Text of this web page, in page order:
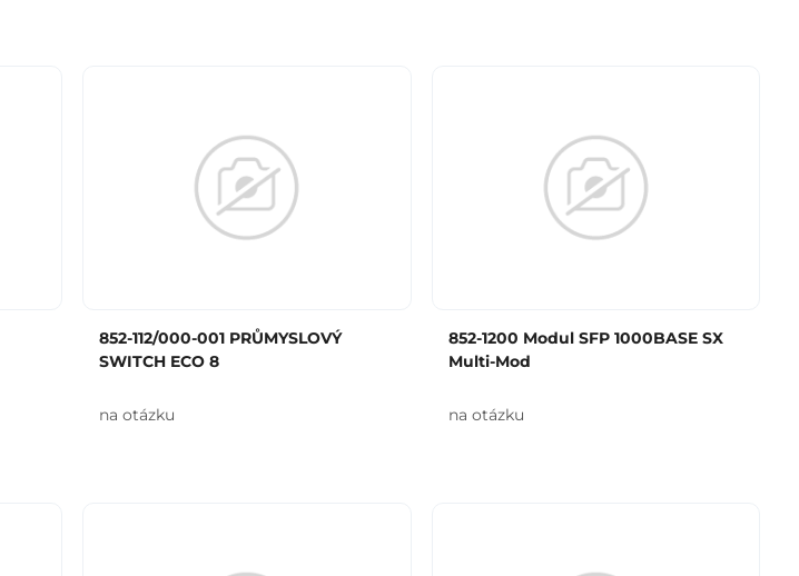
852-112/000-001 PRŮMYSLOVÝ
SWITCH ECO 8
na otázku
852-1200 Modul SFP 1000BASE SX
Multi-Mod
na otázku